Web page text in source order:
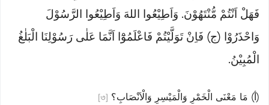
فَهَلْ اَنْتُمْ مُّنْتَهُوْنَ. وَاَطِيْعُوا اللهَ وَاَطِيْعُوا الرَّسُوْلَ
وَاحْذَرُوْا (ج) فَاِنْ تَوَلَّيْتُمْ فَاعْلَمُوْٓا اَنَّمَا عَلٰى رَسُوْلِنَا الْبَلٰغُ
الْمُبِيْنُ.
(أ) مَا مَعْنَى الْخَمْرِ وَالْمَيْسِرِ وَالْاَنْصَابِ؟ [৩]